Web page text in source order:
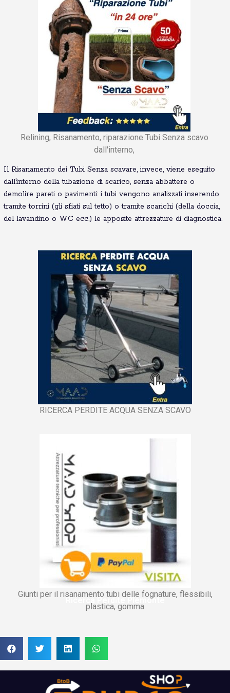
Relining, Risanamento, riparazione Tubi Senza scavo
dall'interno,
Il Risanamento dei Tubi Senza scavare, invece, viene eseguito
dall’interno della tubazione di scarico, senza abbattere o
demolire pareti o pavimenti: i tubi vengono analizzati inserendo
tramite torrini (gli sfiati sul tetto) o tramite scarichi (della doccia,
del lavandino o WC ecc.) le apposite attrezzature di diagnostica.
RICERCA PERDITE ACQUA SENZA SCAVO
Giunti per il risanamento tubi delle fognature, flessibili,
plastica, gomma
Ricerca Perdite Piemonte